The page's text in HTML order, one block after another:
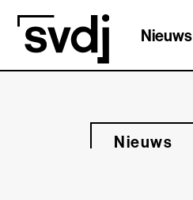
Naar hoofdinhoud
Nieuws
Nieuws